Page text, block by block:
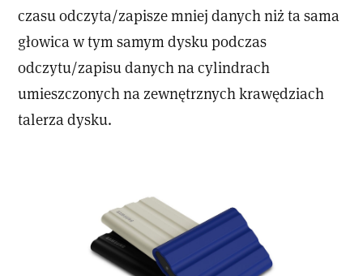
czasu odczyta/zapisze mniej danych niż ta sama
głowica w tym samym dysku podczas
odczytu/zapisu danych na cylindrach
umieszczonych na zewnętrznych krawędziach
talerza dysku.